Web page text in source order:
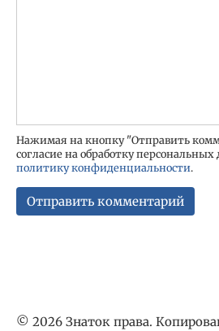
Нажимая на кнопку "Отправить
согласие на обработку
политику конфиденциальности.
© 2026 Знаток права.